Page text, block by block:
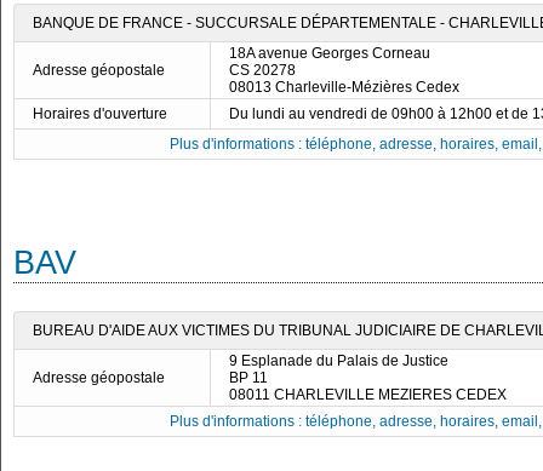
BANQUE DE FRANCE - SUCCURSALE DÉPARTEMENTALE -
Adresse géopostale
18A avenue Georges Corneau
CS 20278
08013 Charleville-Mézières Cedex
Horaires d'ouverture
Du lundi au vendredi de 09h00 à 12h00 et de
Plus d'informations : téléphone, adresse, horaires,
BAV
BUREAU D'AIDE AUX VICTIMES DU TRIBUNAL JUDICIAIRE DE
Adresse géopostale
9 Esplanade du Palais de Justice
BP 11
08011 CHARLEVILLE MEZIERES CEDEX
Plus d'informations : téléphone, adresse, horaires,